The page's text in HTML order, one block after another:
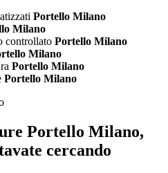
Portello Milano
Milano
controllato Portello Milano
Milano
Portello Milano
Portello Milano
Portello Milano,
cercando